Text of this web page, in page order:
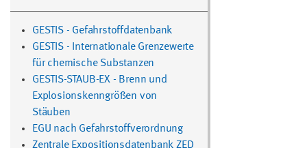
GESTIS - Gefahrstoffdatenbank
GESTIS - Internationale Grenzewerte
für chemische Substanzen
GESTIS-STAUB-EX - Brenn und
Explosionskenngrößen von
Stäuben
EGU nach Gefahrstoffverordnung
Zentrale Expositionsdatenbank ZED